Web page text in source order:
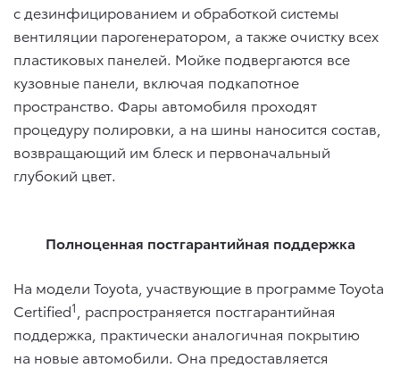
с дезинфицированием и обработкой системы
вентиляции парогенератором, а также очистку всех
пластиковых панелей. Мойке подвергаются все
кузовные панели, включая подкапотное
пространство. Фары автомобиля проходят
процедуру полировки, а на шины наносится состав,
возвращающий им блеск и первоначальный
глубокий цвет.
Полноценная постгарантийная поддержка
На модели Toyota, участвующие в программе Toyota
Certified1
, распространяется постгарантийная
поддержка, практически аналогичная покрытию
на новые автомобили. Она предоставляется